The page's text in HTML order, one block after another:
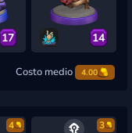
17 14
Costo medio 4.00
4 3